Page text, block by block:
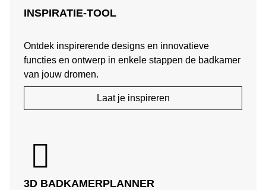
INSPIRATIE-TOOL
Ontdek inspirerende designs en innovatieve
functies en ontwerp in enkele stappen de badkamer
van jouw dromen.
Laat je inspireren
3D BADKAMERPLANNER